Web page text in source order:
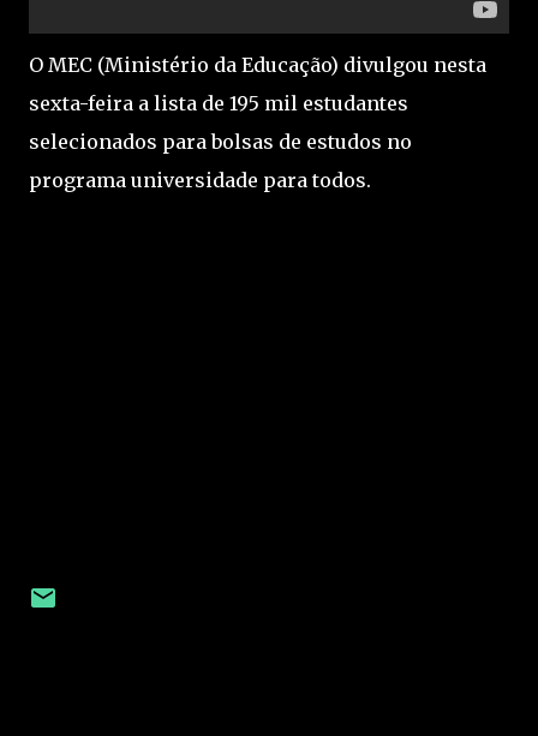
O MEC (Ministério da Educação) divulgou nesta
sexta-feira a lista de 195 mil estudantes
selecionados para bolsas de estudos no
programa universidade para todos.